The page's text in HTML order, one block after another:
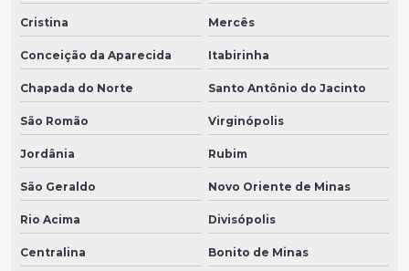
Cristina Mercês
Conceição da Aparecida Itabirinha
Chapada do Norte Santo Antônio do Jacinto
São Romão Virginópolis
Jordânia Rubim
São Geraldo Novo Oriente de Minas
Rio Acima Divisópolis
Centralina Bonito de Minas